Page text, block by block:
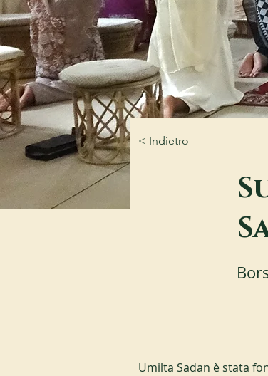
< Indietro
Umilta Sadan è stata